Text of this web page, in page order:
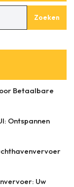
Zoeken
Betaalbare
Ontspannen
Uw